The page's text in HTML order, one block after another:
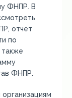
ФНПР. В
отчет
по
ФНПР.